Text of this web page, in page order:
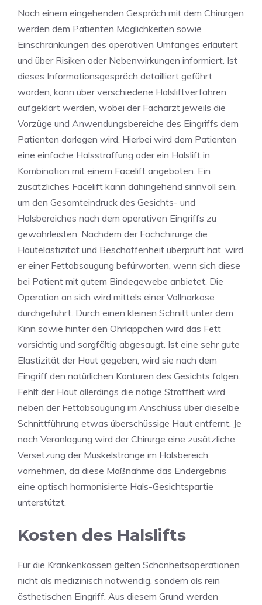
Nach einem eingehenden Gespräch mit dem Chirurgen
werden dem Patienten Möglichkeiten sowie
Einschränkungen des operativen Umfanges erläutert
und über Risiken oder Nebenwirkungen informiert. Ist
dieses Informationsgespräch detailliert geführt
worden, kann über verschiedene Halsliftverfahren
aufgeklärt werden, wobei der Facharzt jeweils die
Vorzüge und Anwendungsbereiche des Eingriffs dem
Patienten darlegen wird. Hierbei wird dem Patienten
eine einfache Halsstraffung oder ein Halslift in
Kombination mit einem Facelift angeboten. Ein
zusätzliches Facelift kann dahingehend sinnvoll sein,
um den Gesamteindruck des Gesichts- und
Halsbereiches nach dem operativen Eingriffs zu
gewährleisten. Nachdem der Fachchirurge die
Hautelastizität und Beschaffenheit überprüft hat, wird
er einer Fettabsaugung befürworten, wenn sich diese
bei Patient mit gutem Bindegewebe anbietet. Die
Operation an sich wird mittels einer Vollnarkose
durchgeführt. Durch einen kleinen Schnitt unter dem
Kinn sowie hinter den Ohrläppchen wird das Fett
vorsichtig und sorgfältig abgesaugt. Ist eine sehr gute
Elastizität der Haut gegeben, wird sie nach dem
Eingriff den natürlichen Konturen des Gesichts folgen.
Fehlt der Haut allerdings die nötige Straffheit wird
neben der Fettabsaugung im Anschluss über dieselbe
Schnittführung etwas überschüssige Haut entfernt. Je
nach Veranlagung wird der Chirurge eine zusätzliche
Versetzung der Muskelstränge im Halsbereich
vornehmen, da diese Maßnahme das Endergebnis
eine optisch harmonisierte Hals-Gesichtspartie
unterstützt.
Kosten des Halslifts
Für die Krankenkassen gelten Schönheitsoperationen
nicht als medizinisch notwendig, sondern als rein
ästhetischen Eingriff. Aus diesem Grund werden